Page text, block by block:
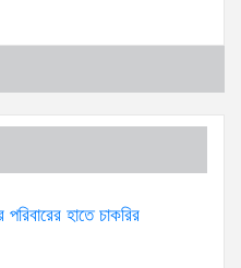
হাতে চাকরির